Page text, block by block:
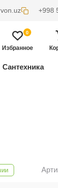
+998
0
Избранное
Сантехника